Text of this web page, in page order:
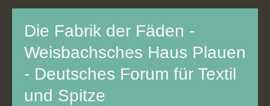
Die Fabrik der Fäden -
Weisbachsches Haus Plauen
- Deutsches Forum für Textil
und Spitze